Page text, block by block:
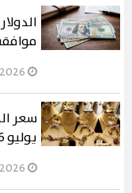
يوليو 2026